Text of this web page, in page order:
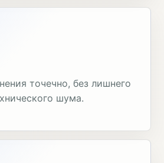
точечно, без лишнего
шума.